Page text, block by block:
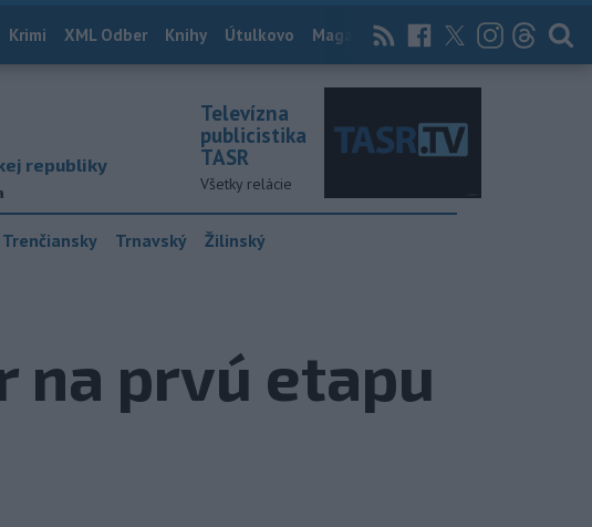
Krimi XML Odber Knihy Útulkovo Magazín News Now Archív
republiky
Televízna
publicistika
TASR
Všetky relácie
Trenčiansky Trnavský Žilinský
na prvú etapu